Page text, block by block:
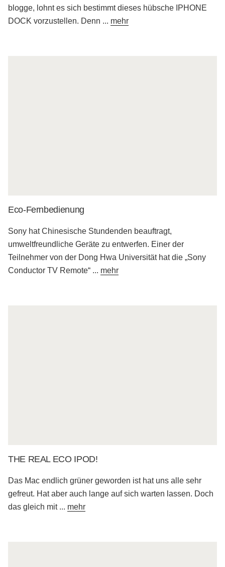
blogge, lohnt es sich bestimmt dieses hübsche IPHONE
DOCK vorzustellen. Denn ... mehr
Eco-Fernbedienung
Sony hat Chinesische Stundenden beauftragt,
umweltfreundliche Geräte zu entwerfen. Einer der
Teilnehmer von der Dong Hwa Universität hat die „Sony
Conductor TV Remote“ ... mehr
THE REAL ECO IPOD!
Das Mac endlich grüner geworden ist hat uns alle sehr
gefreut. Hat aber auch lange auf sich warten lassen. Doch
das gleich mit... mehr